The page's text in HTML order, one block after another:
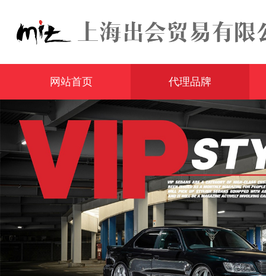
网站首页 代理品牌